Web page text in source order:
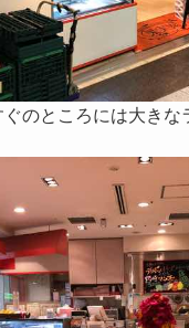
ぐのところには大きな